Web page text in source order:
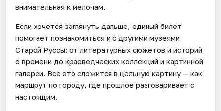
внимательная к мелочам.
Если хочется заглянуть дальше, единый билет
помогает познакомиться и с другими музеями
Старой Руссы: от литературных сюжетов и историй
о времени до краеведческих коллекций и картинной
галереи. Все это сложится в цельную картину — как
маршрут по городу, где прошлое разговаривает с
настоящим.